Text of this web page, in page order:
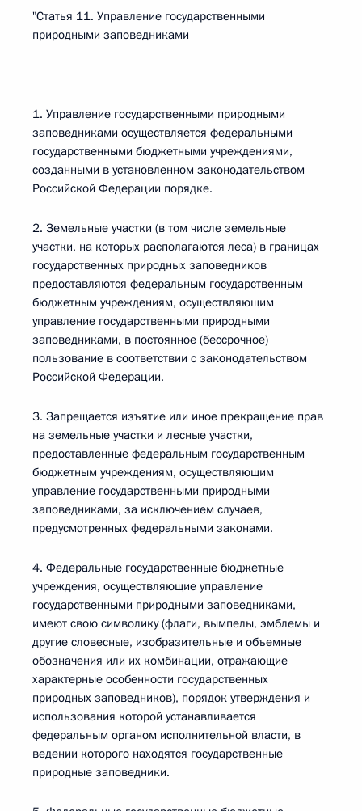
"Статья 11. Управление государственными
природными заповедниками
1. Управление государственными природными
заповедниками осуществляется федеральными
государственными бюджетными учреждениями,
созданными в установленном законодательством
Российской Федерации порядке.
2. Земельные участки (в том числе земельные
участки, на которых располагаются леса) в границах
государственных природных заповедников
предоставляются федеральным государственным
бюджетным учреждениям, осуществляющим
управление государственными природными
заповедниками, в постоянное (бессрочное)
пользование в соответствии с законодательством
Российской Федерации.
3. Запрещается изъятие или иное прекращение прав
на земельные участки и лесные участки,
предоставленные федеральным государственным
бюджетным учреждениям, осуществляющим
управление государственными природными
заповедниками, за исключением случаев,
предусмотренных федеральными законами.
4. Федеральные государственные бюджетные
учреждения, осуществляющие управление
государственными природными заповедниками,
имеют свою символику (флаги, вымпелы, эмблемы и
другие словесные, изобразительные и объемные
обозначения или их комбинации, отражающие
характерные особенности государственных
природных заповедников), порядок утверждения и
использования которой устанавливается
федеральным органом исполнительной власти, в
ведении которого находятся государственные
природные заповедники.